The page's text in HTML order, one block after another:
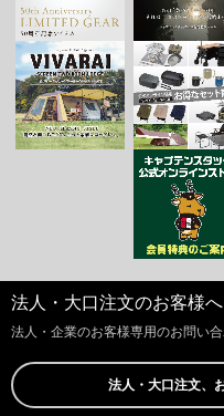
法人・大口注文のお客様へ
法人・企業のお客様専用のお問い
法人・大口注文、